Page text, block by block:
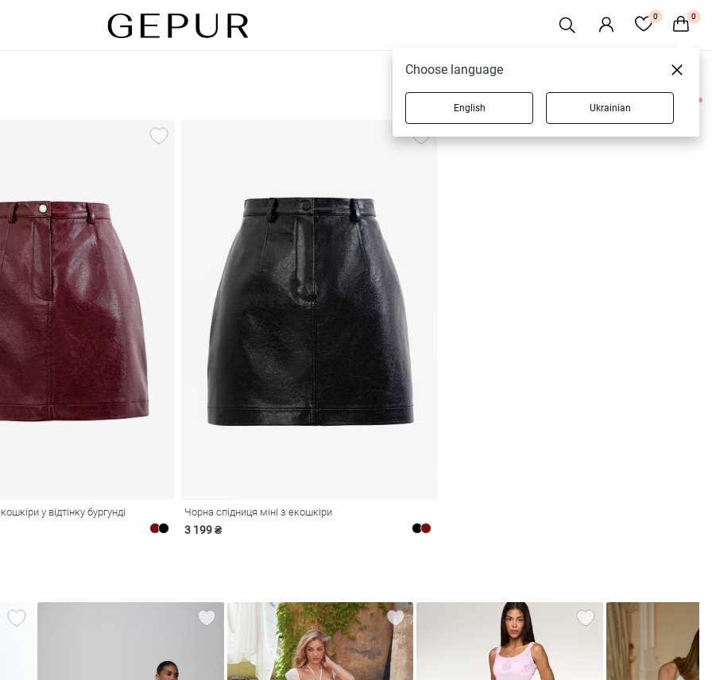
0 0
3 товарів
у відтінку бургунді Чорна спідниця міні з екошкіри
3 199 ₴
Choose language
English Ukrainian